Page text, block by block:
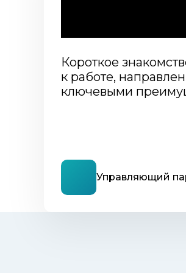
Короткое
к работе,
ключевыми
Управляющий